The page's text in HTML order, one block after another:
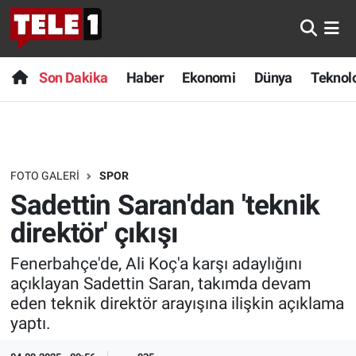
Son Dakika Haber Ekonomi Dünya
FOTO GALERI SPOR
Sadettin Saran'dan 'teknik
direktör' çıkışı
Fenerbahçe'de, Ali Koç'a karşı adaylığını
açıklayan Sadettin Saran, takımda devam
eden teknik direktör arayışına ilişkin açıklama
yaptı.
Anında Manşet
Başka Sohbetler
Bilim turu
Bilim ve Teknoloji Evreni
Doğa Konuşuyor
Dünya
Son Dakika
Haber
Dünya
Teknoloji
Sağlık
Spor
Nöbetçi Eczaneler
Hava Durumu
Trafik Durumu
Süper Lig Puan Durumu ve Fikstür
Tüm Manşetler
Son Dakika Haberleri